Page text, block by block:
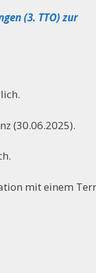
(3. TTO) zur
(30.06.2025).
mit einem